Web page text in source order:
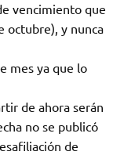
vencimiento que
octubre), y nunca
mes ya que lo
de ahora serán
no se publicó
de